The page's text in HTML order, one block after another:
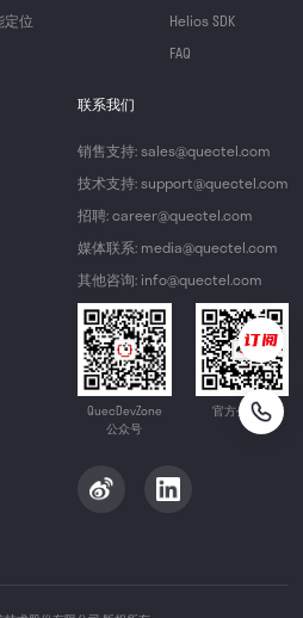
定位
Helios SDK
FAQ
联系我们
销售支持: sales@quectel.com
技术支持: support@quectel.com
招聘: career@quectel.com
媒体联系: media@quectel.com
其他咨询: info@quectel.com
QuecDevZone
公众号
官方公众号